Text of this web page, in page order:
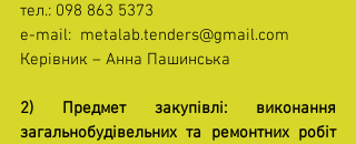
тел.: 098 863 5373
e-mail: metalab.tenders@gmail.com
Керівник – Анна Пашинська
2) Предмет закупівлі: виконання
загальнобудівельних та ремонтних робіт